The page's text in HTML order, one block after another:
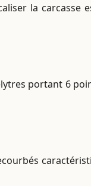
la
portant 6